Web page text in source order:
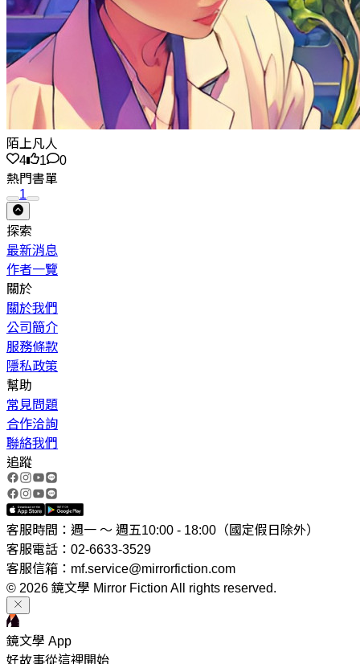
陌上凡人
4
1
0
熱門書單
1
探索
最新消息
作者一覽
關於
關於我們
公司簡介
服務條款
隱私政策
幫助
常見問題
合作洽詢
聯絡我們
追蹤
客服時間：週一 ～ 週五10:00 - 18:00（國定假日除外）
客服電話：02-6633-3529
客服信箱：mf.service@mirrorfiction.com
© 2026 鏡文學 Mirror Fiction All rights reserved.
鏡文學 App
好故事從這裡開始